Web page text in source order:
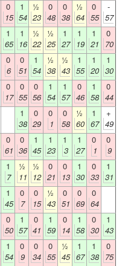
0
15
1
54
½
23
0
48
0
38
½
64
0
55
-
57
1
65
1
16
½
22
½
25
1
27
1
19
1
21
0
70
0
6
0
51
1
54
½
38
½
43
1
55
1
20
1
30
0
17
0
55
0
56
1
54
1
57
0
46
1
58
0
44
1
38
0
29
0
1
0
58
½
60
1
67
+
49
0
61
0
36
1
45
1
23
1
3
1
27
0
1
0
9
1
7
½
11
½
12
0
21
0
13
1
30
0
33
1
31
1
45
0
7
0
15
½
43
0
51
0
69
0
64
0
50
1
57
0
41
1
59
0
14
1
58
0
30
1
43
1
54
0
9
0
34
0
55
½
45
1
67
1
38
0
75